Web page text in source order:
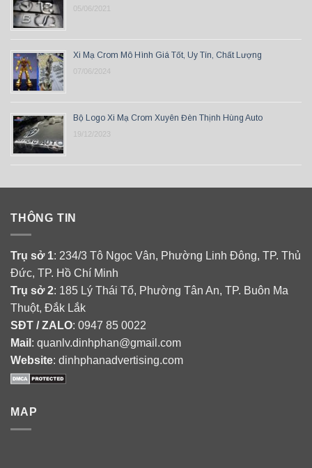
05/06/2021
Xi Mạ Crom Mô Hình Giá Tốt, Uy Tín, Chất Lượng
07/06/2024
Bộ Logo Xi Mạ Crom Xuyên Đèn Thịnh Hùng Auto
19/12/2023
THÔNG TIN
Trụ sở 1: 234/3 Tô Ngọc Vân, Phường Linh Đông, TP. Thủ
Đức, TP. Hồ Chí Minh
Trụ sở 2: 185 Lý Thái Tổ, Phường Tân An, TP. Buôn Ma
Thuột, Đắk Lắk
SĐT / ZALO: 0947 85 0022
Mail : quanlv.dinhphan@gmail.com
Website: dinhphanadvertising.com
MAP